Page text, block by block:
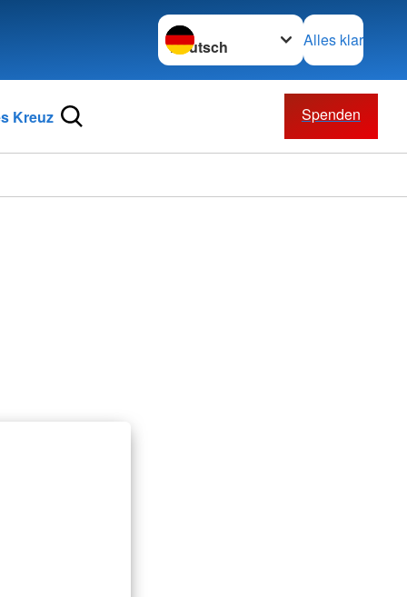
Sprache wechseln zu
Alles klar
Kreuz Spenden